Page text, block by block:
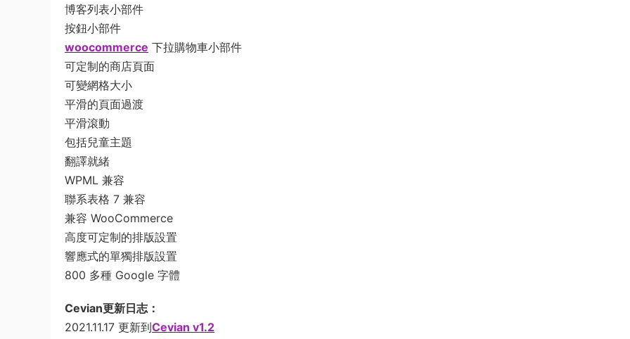
博客列表小部件
按鈕小部件
woocommerce 下拉購物車小部件
可定制的商店頁面
可變網格大小
平滑的頁面過渡
平滑滾動
包括兒童主題
翻譯就緒
WPML 兼容
聯系表格 7 兼容
兼容 WooCommerce
高度可定制的排版設置
響應式的單獨排版設置
800 多種 Google 字體
Cevian更新日志：
2021.11.17 更新到Cevian v1.2